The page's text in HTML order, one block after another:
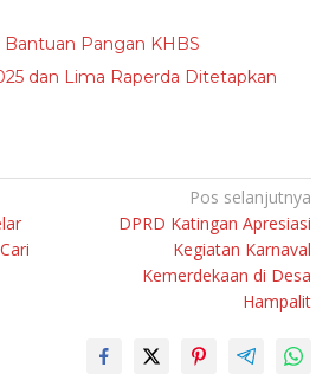
Bantuan Pangan KHBS
dan Lima Raperda Ditetapkan
Pos selanjutnya
DPRD Katingan Apresiasi
Kegiatan Karnaval
Kemerdekaan di Desa
Hampalit